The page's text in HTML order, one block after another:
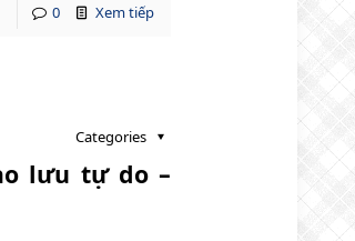
0 Xem tiếp
Categories
lưu tự do –